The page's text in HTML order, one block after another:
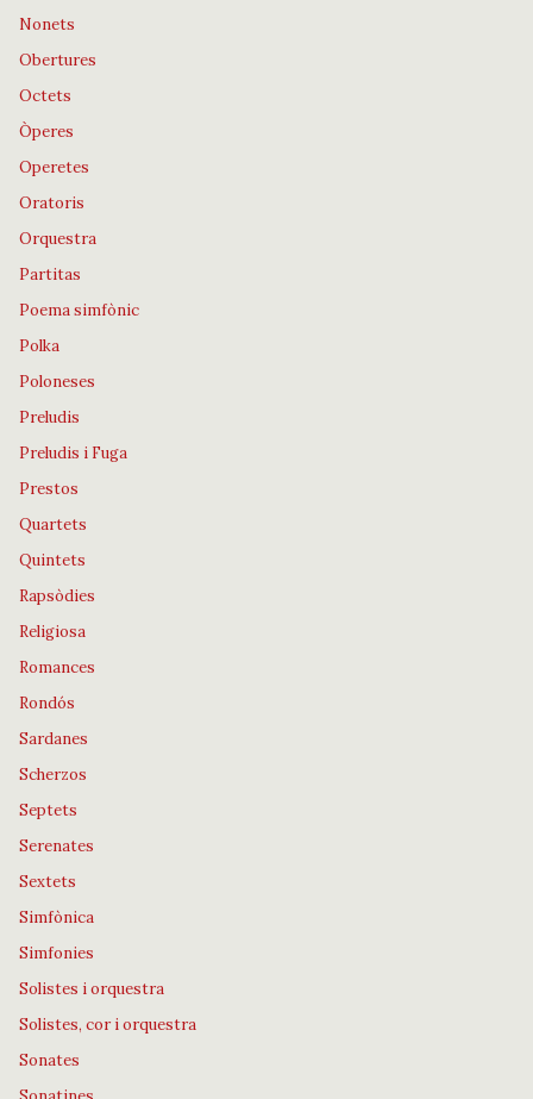
Nonets
Obertures
Octets
Òperes
Operetes
Oratoris
Orquestra
Partitas
Poema simfònic
Polka
Poloneses
Preludis
Preludis i Fuga
Prestos
Quartets
Quintets
Rapsòdies
Religiosa
Romances
Rondós
Sardanes
Scherzos
Septets
Serenates
Sextets
Simfònica
Simfonies
Solistes i orquestra
Solistes, cor i orquestra
Sonates